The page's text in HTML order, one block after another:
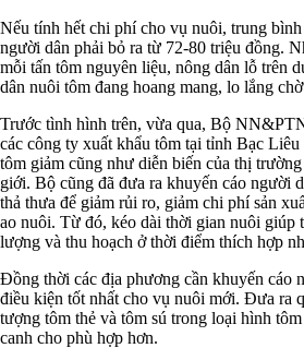
Nếu tính hết chi phí cho vụ nuôi, trung
người dân phải bỏ ra từ 72-80 triệu đồng.
mỗi tấn tôm nguyên liệu, nông dân lỗ trên
dân nuôi tôm đang hoang mang, lo lắng
Trước tình hình trên, vừa qua, Bộ
các công ty xuất khẩu tôm tại tỉnh Bạc
tôm giảm cũng như diễn biến của thị
giới. Bộ cũng đã đưa ra khuyến cáo người
thả thưa để giảm rủi ro, giảm chi phí sản
ao nuôi. Từ đó, kéo dài thời gian nuôi giúp
lượng và thu hoạch ở thời điểm thích hợp
Đồng thời các địa phương cần khuyến cáo
điều kiện tốt nhất cho vụ nuôi mới. Đưa ra
tượng tôm thẻ và tôm sú trong loại hình
canh cho phù hợp hơn.